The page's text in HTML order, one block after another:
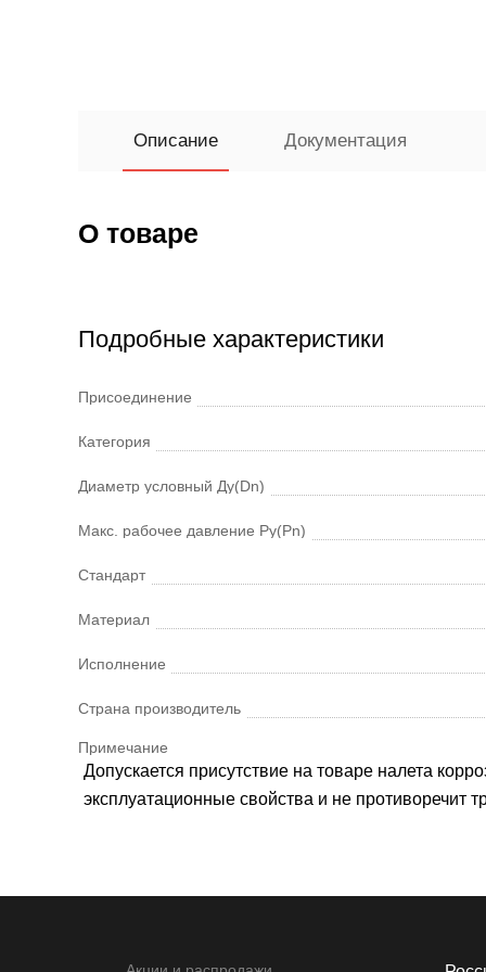
Описание Документация
О товаре
Подробные характеристики
Присоединение
Категория
Диаметр условный Ду(Dn)
Макс. рабочее давление Ру(Pn)
Стандарт
Материал
Исполнение
Страна производитель
Примечание
Допускается присутствие на товаре налета
эксплуатационные свойства и не противоречит